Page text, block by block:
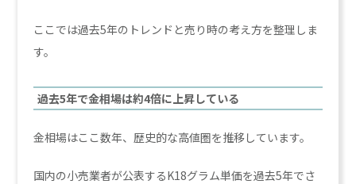
ここでは過去5年のトレンドと売り時の考え方を整理しま
す。
過去5年で金相場は約4倍に上昇している
金相場はここ数年、歴史的な高値圏を推移しています。
国内の小売業者が公表するK18グラム単価を過去5年でさ